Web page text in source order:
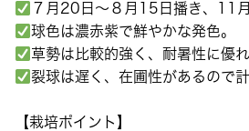
７月20日〜８月15日播き、11月
球色は濃赤紫で鮮やかな発色。
草勢は比較的強く、耐暑性に優れ
裂球は遅く、在圃性があるので
【栽培ポイント】